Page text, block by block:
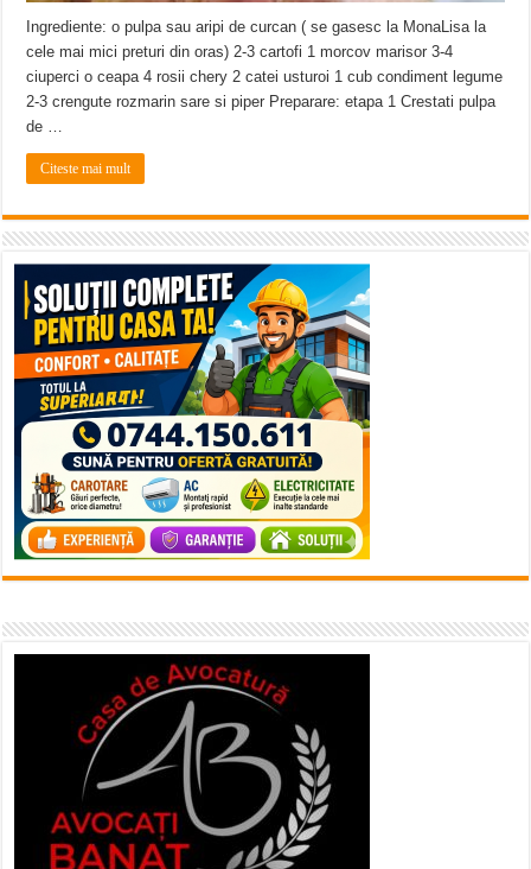
Ingrediente: o pulpa sau aripi de curcan ( se gasesc la MonaLisa la
cele mai mici preturi din oras) 2-3 cartofi 1 morcov marisor 3-4
ciuperci o ceapa 4 rosii chery 2 catei usturoi 1 cub condiment legume
2-3 crengute rozmarin sare si piper Preparare: etapa 1 Crestati pulpa
de …
Citeste mai mult